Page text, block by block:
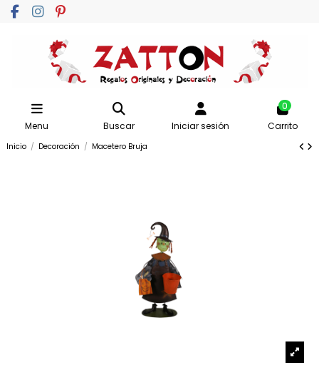
Menu Buscar Iniciar sesión
0
Carrito
Inicio Decoración Macetero Bruja